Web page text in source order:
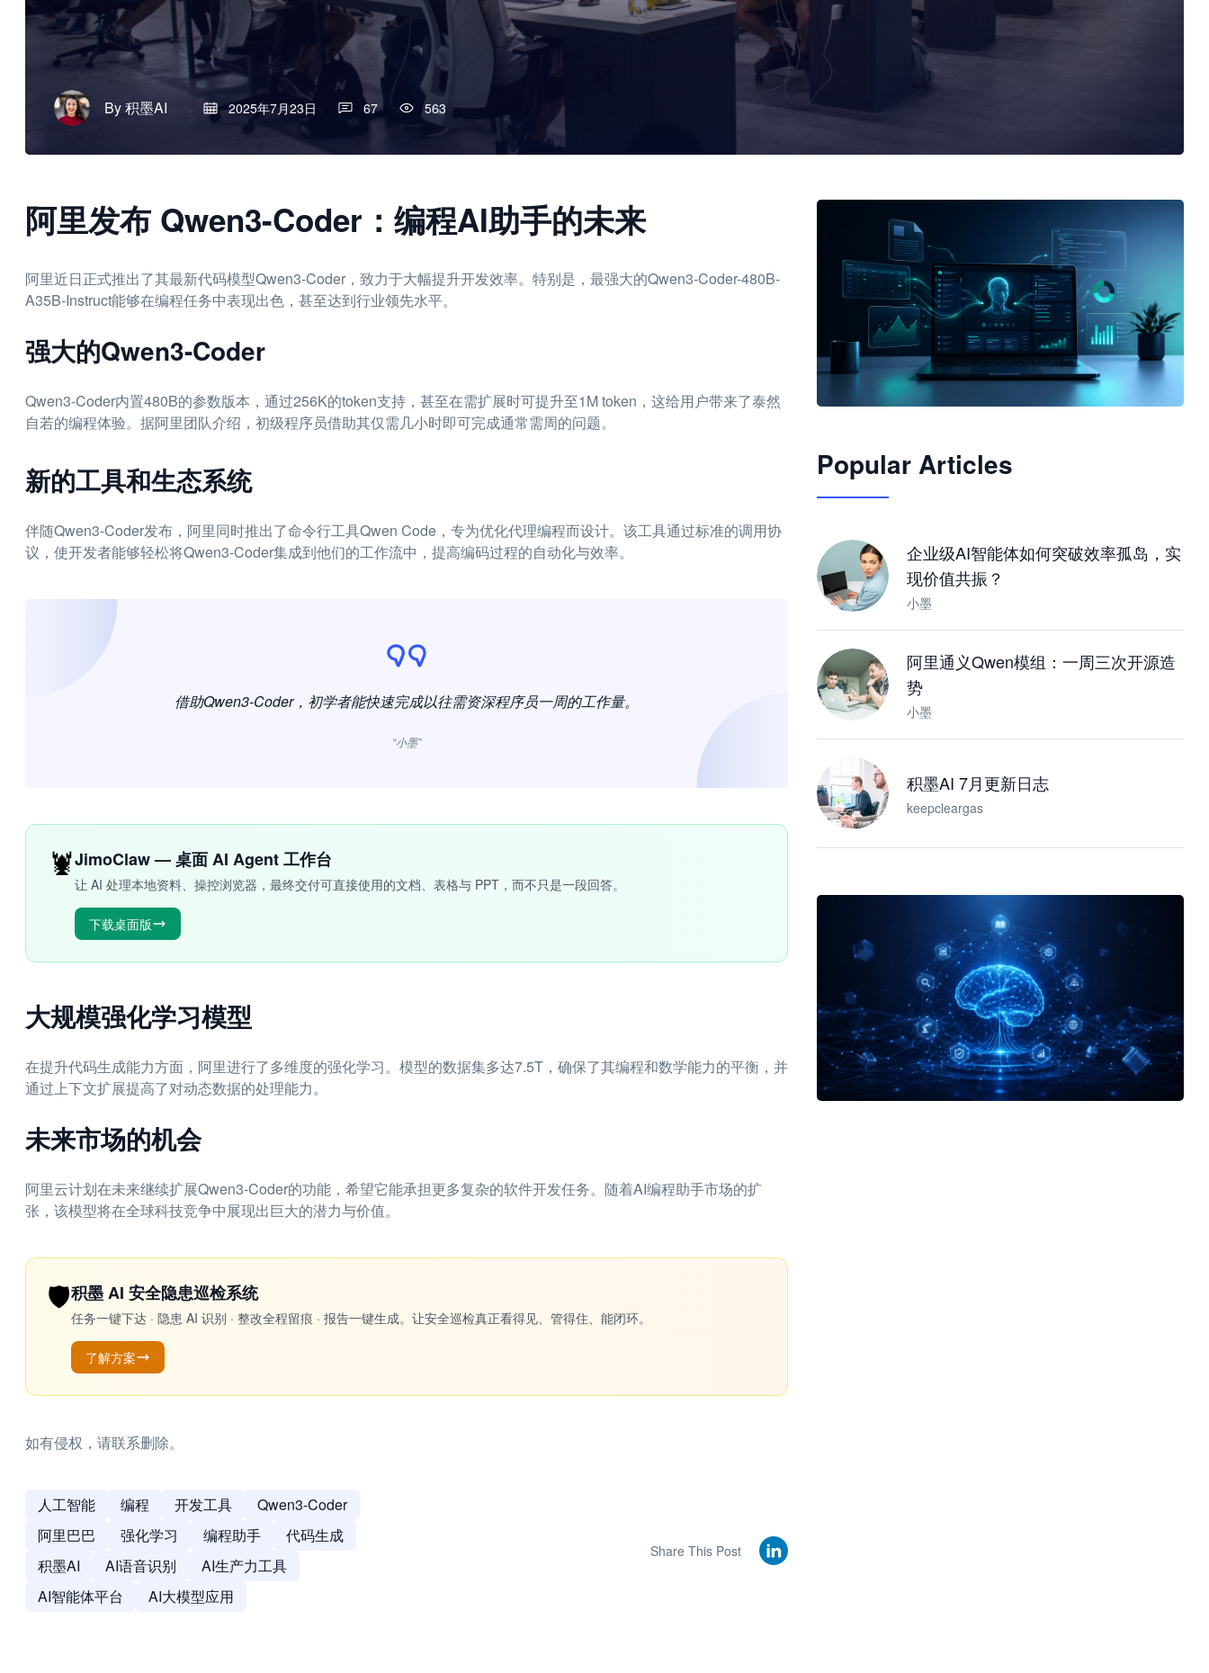
By积墨AI 2025年7月23日 67 563
阿里发布 Qwen3-Coder：编程AI助手的未来
阿里近日正式推出了其最新代码模型Qwen3-Coder，致力于大幅提升开发效率。特别是，最强大的Qwen3-Coder-480B-
A35B-Instruct能够在编程任务中表现出色，甚至达到行业领先水平。
强大的Qwen3-Coder
Qwen3-Coder内置480B的参数版本，通过256K的token支持，甚至在需扩展时可提升至1M token，这给用户带来了泰然
自若的编程体验。据阿里团队介绍，初级程序员借助其仅需几小时即可完成通常需周的问题。
新的工具和生态系统
伴随Qwen3-Coder发布，阿里同时推出了命令行工具Qwen Code，专为优化代理编程而设计。该工具通过标准的调用协
议，使开发者能够轻松将Qwen3-Coder集成到他们的工作流中，提高编码过程的自动化与效率。
借助Qwen3-Coder，初学者能快速完成以往需资深程序员一周的工作量。
“小墨”
🦞JimoClaw — 桌面 AI Agent 工作台
让 AI 处理本地资料、操控浏览器，最终交付可直接使用的文档、表格与 PPT，而不只是一段回答。
下载桌面版
大规模强化学习模型
在提升代码生成能力方面，阿里进行了多维度的强化学习。模型的数据集多达7.5T，确保了其编程和数学能力的平衡，并
通过上下文扩展提高了对动态数据的处理能力。
未来市场的机会
阿里云计划在未来继续扩展Qwen3-Coder的功能，希望它能承担更多复杂的软件开发任务。随着AI编程助手市场的扩
张，该模型将在全球科技竞争中展现出巨大的潜力与价值。
🛡️积墨 AI 安全隐患巡检系统
任务一键下达 · 隐患 AI 识别 · 整改全程留痕 · 报告一键生成。让安全巡检真正看得见、管得住、能闭环。
了解方案
如有侵权，请联系删除。
人工智能 编程 开发工具
Qwen3-Coder
阿里巴巴
强化学习 编程助手
代码生成
积墨AI
AI语音识别
AI生产力工具
AI智能体平台
AI大模型应用
Share This Post
JimoClaw 桌面 AI Agent 工作台
Popular Articles
企业级AI智能体如何突破效率孤岛，实
现价值共振？
小墨
阿里通义Qwen模组：一周三次开源造
势
小墨
积墨AI 7月更新日志
keepcleargas